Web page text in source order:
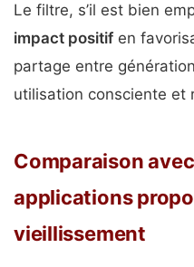
Le filtre, s’il est bien
impact positif en
partage entre
utilisation consciente et
Comparaison
applications
vieillissement